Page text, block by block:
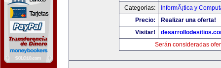
Categorias:
InformÃ¡tica y
Precio:
Realizar una oferta!
Visitar!
Serán consideradas